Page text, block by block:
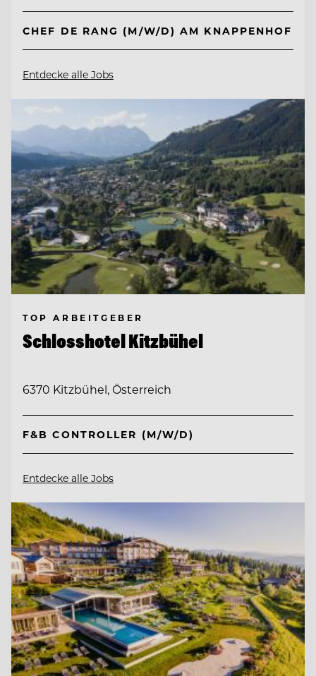
CHEF DE RANG (M/W/D) AM KNAPPENHOF
Entdecke alle Jobs
TOP ARBEITGEBER
Schlosshotel Kitzbühel
6370 Kitzbühel, Österreich
F&B CONTROLLER (M/W/D)
Entdecke alle Jobs